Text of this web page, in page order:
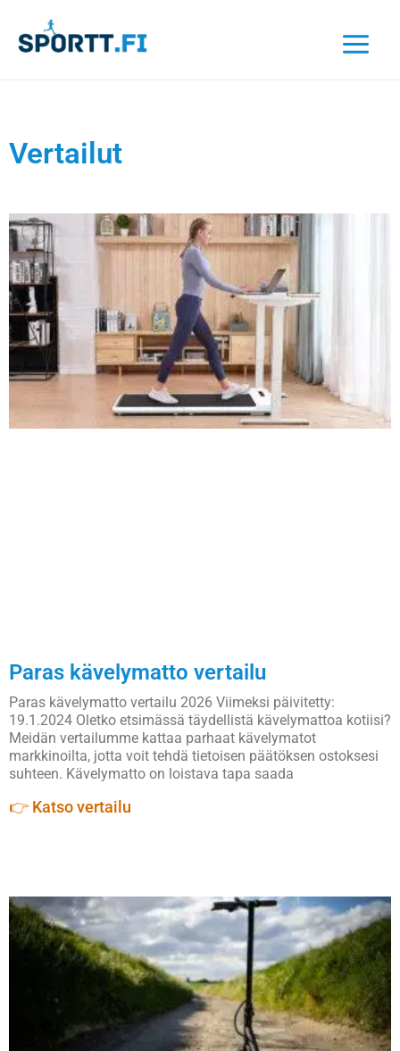
sisältöön
Vertailut
Paras kävelymatto vertailu
Paras kävelymatto vertailu 2026 Viimeksi päivitetty:
19.1.2024 Oletko etsimässä täydellistä kävelymattoa kotiisi?
Meidän vertailumme kattaa parhaat kävelymatot
markkinoilta, jotta voit tehdä tietoisen päätöksen ostoksesi
suhteen. Kävelymatto on loistava tapa saada
👉 Katso vertailu